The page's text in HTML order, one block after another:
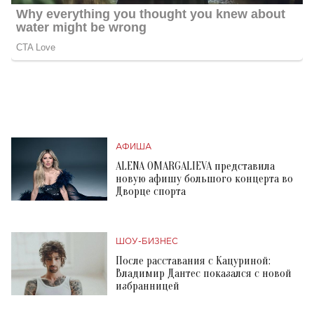
АФИША
ALENA OMARGALIEVA представила
новую афишу большого концерта во
Дворце спорта
ШОУ-БИЗНЕС
После расставания с Кацуриной:
Владимир Дантес показался с новой
избранницей